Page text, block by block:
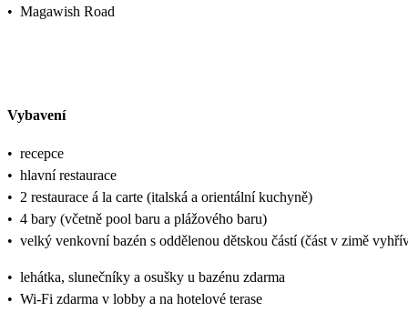
• Magawish Road
Vybavení
• recepce
• hlavní restaurace
• 2 restaurace á la carte (italská a orientální kuchyně)
• 4 bary (včetně pool baru a plážového baru)
• velký venkovní bazén s oddělenou dětskou částí (část v zimě
• lehátka, slunečníky a osušky u bazénu zdarma
• Wi-Fi zdarma v lobby a na hotelové terase